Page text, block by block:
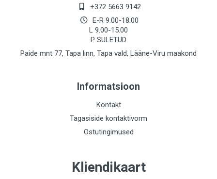
+372 5663 9142
E-R 9.00-18.00
L 9.00-15.00
P SULETUD
Paide mnt 77, Tapa linn, Tapa vald, Lääne-Viru maakond
Informatsioon
Kontakt
Tagasiside kontaktivorm
Ostutingimused
Kliendikaart